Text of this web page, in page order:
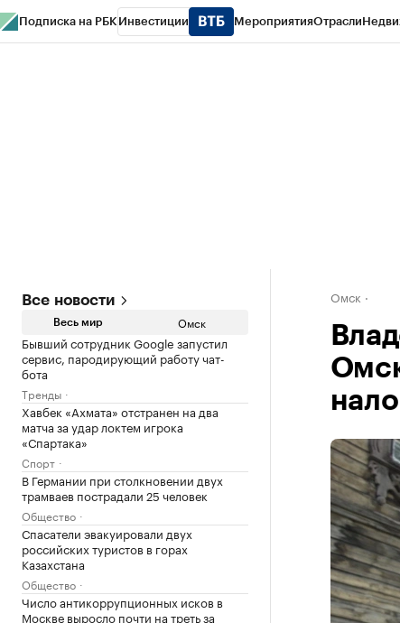
Подписка на РБК Инвестиции МероприятияОтрасли
Все новости
Весь мир Омск
Бывший сотрудник Google запустил
сервис, пародирующий работу чат-
бота
Тренды
Хавбек «Ахмата» отстранен на два
матча за удар локтем игрока
«Спартака»
Спорт
В Германии при столкновении двух
трамваев пострадали 25 человек
Общество
Спасатели эвакуировали двух
российских туристов в горах
Казахстана
Общество
Число антикоррупционных исков в
Москве выросло почти на треть за
Омск